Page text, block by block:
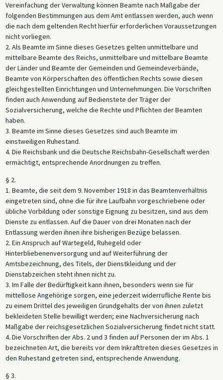
Vereinfachung der Verwaltung können Beamte nach Maßgabe der
folgenden Bestimmungen aus dem Amt entlassen werden, auch wenn
die nach dem geltenden Recht hierfür erforderlichen Voraussetzungen
nicht vorliegen.
2. Als Beamte im Sinne dieses Gesetzes gelten unmittelbare und
mittelbare Beamte des Reichs, unmittelbare und mittelbare Beamte
der Länder und Beamte der Gemeinden und Gemeindeverbände,
Beamte von Körperschaften des öffentlichen Rechts sowie diesen
gleichgestellten Einrichtungen und Unternehmungen. Die Vorschriften
finden auch Anwendung auf Bedienstete der Träger der
Sozialversicherung, welche die Rechte und Pflichten der Beamten
haben.
3. Beamte im Sinne dieses Gesetzes sind auch Beamte im
einstweiligen Ruhestand.
4. Die Reichsbank und die Deutsche Reichsbahn-Gesellschaft werden
ermächtigt, entsprechende Anordnungen zu treffen.
§ 2.
1. Beamte, die seit dem 9. November 1918 in das Beamtenverhältnis
eingetreten sind, ohne die für ihre Laufbahn vorgeschriebene oder
übliche Vorbildung oder sonstige Eignung zu besitzen, sind aus dem
Dienste zu entlassen. Auf die Dauer von drei Monaten nach der
Entlassung werden ihnen ihre bisherigen Bezüge belassen.
2. Ein Anspruch auf Wartegeld, Ruhegeld oder
Hinterbliebenenversorgung und auf Weiterführung der
Amtsbezeichnung, des Titels, der Dienstkleidung und der
Dienstabzeichen steht ihnen nicht zu.
3. Im Falle der Bedürftigkeit kann ihnen, besonders wenn sie für
mittellose Angehörige sorgen, eine jederzeit widerrufliche Rente bis
zu einem Drittel des jeweiligen Grundgehalts der von ihnen zuletzt
bekleideten Stelle bewilligt werden; eine Nachversicherung nach
Maßgabe der reichsgesetzlichen Sozialversicherung findet nicht statt.
4. Die Vorschriften der Abs. 2 und 3 finden auf Personen der im Abs. 1
bezeichneten Art, die bereits vor dem Inkrafttreten dieses Gesetzes in
den Ruhestand getreten sind, entsprechende Anwendung.
§ 3.